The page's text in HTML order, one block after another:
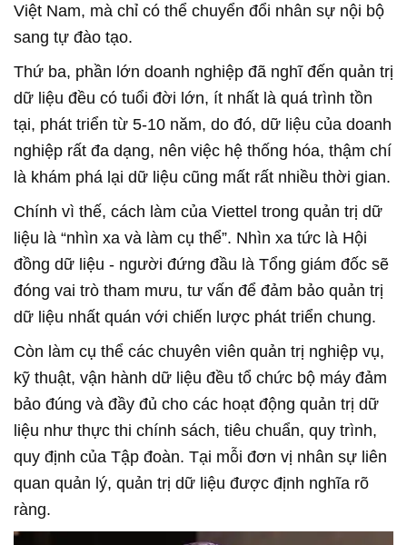
Việt Nam, mà chỉ có thể chuyển đổi nhân sự nội bộ
sang tự đào tạo.
Thứ ba, phần lớn doanh nghiệp đã nghĩ đến quản trị
dữ liệu đều có tuổi đời lớn, ít nhất là quá trình tồn
tại, phát triển từ 5-10 năm, do đó, dữ liệu của doanh
nghiệp rất đa dạng, nên việc hệ thống hóa, thậm chí
là khám phá lại dữ liệu cũng mất rất nhiều thời gian.
Chính vì thế, cách làm của Viettel trong quản trị dữ
liệu là “nhìn xa và làm cụ thể”. Nhìn xa tức là Hội
đồng dữ liệu - người đứng đầu là Tổng giám đốc sẽ
đóng vai trò tham mưu, tư vấn để đảm bảo quản trị
dữ liệu nhất quán với chiến lược phát triển chung.
Còn làm cụ thể các chuyên viên quản trị nghiệp vụ,
kỹ thuật, vận hành dữ liệu đều tổ chức bộ máy đảm
bảo đúng và đầy đủ cho các hoạt động quản trị dữ
liệu như thực thi chính sách, tiêu chuẩn, quy trình,
quy định của Tập đoàn. Tại mỗi đơn vị nhân sự liên
quan quản lý, quản trị dữ liệu được định nghĩa rõ
ràng.